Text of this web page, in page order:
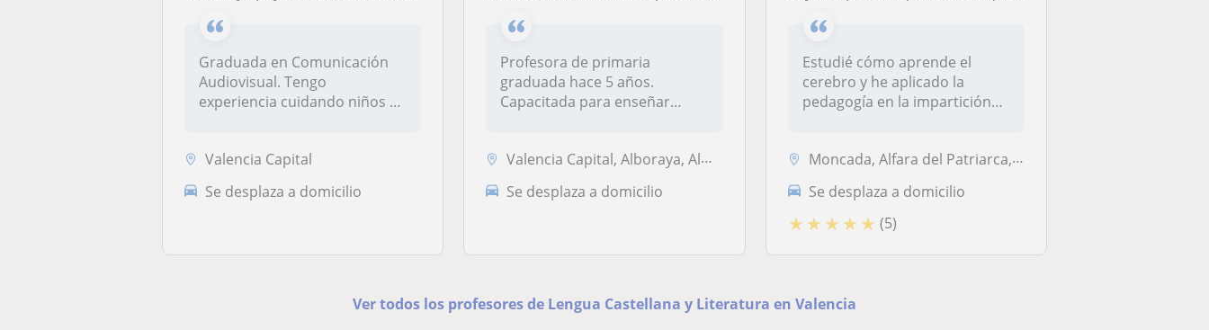
Graduada en Comunicación
Audiovisual. Tengo
experiencia cuidando niños de
Valencia Capital
Se desplaza a domicilio
Profesora de primaria
graduada hace 5 años.
Capacitada para enseñar
Valencia Capital, Alboraya, Almàssera, Tavernes Blanques
Se desplaza a domicilio
Estudié cómo aprende el
cerebro y he aplicado la
pedagogía en la impartición
Moncada, Alfara del Patriarca, Rocafort, Vinalesa
Se desplaza a domicilio
★ ★ ★ ★ ★ (5)
Ver todos los profesores de Lengua Castellana y Literatura en Valencia